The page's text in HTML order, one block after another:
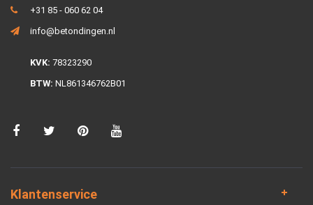
+31 85 - 060 62 04
info@betondingen.nl
KVK: 78323290
BTW: NL861346762B01
Klantenservice